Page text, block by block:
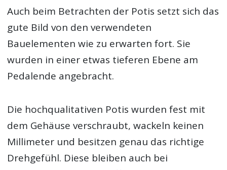
Auch beim Betrachten der Potis setzt sich das
gute Bild von den verwendeten
Bauelementen wie zu erwarten fort. Sie
wurden in einer etwas tieferen Ebene am
Pedalende angebracht.
Die hochqualitativen Potis wurden fest mit
dem Gehäuse verschraubt, wackeln keinen
Millimeter und besitzen genau das richtige
Drehgefühl. Diese bleiben auch bei